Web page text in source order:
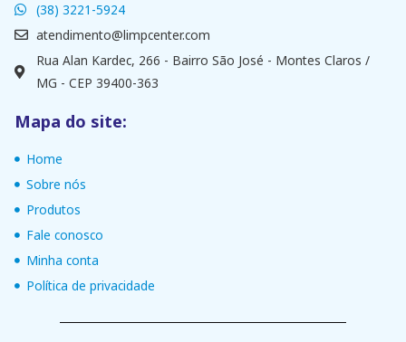
(38) 3221-5924
atendimento@limpcenter.com
Rua Alan Kardec, 266 - Bairro São José - Montes Claros /
MG - CEP 39400-363
Mapa do site:
Home
Sobre nós
Produtos
Fale conosco
Minha conta
Política de privacidade